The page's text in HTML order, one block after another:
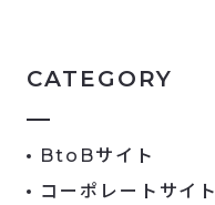
CATEGORY
BtoBサイト
コーポレートサイト